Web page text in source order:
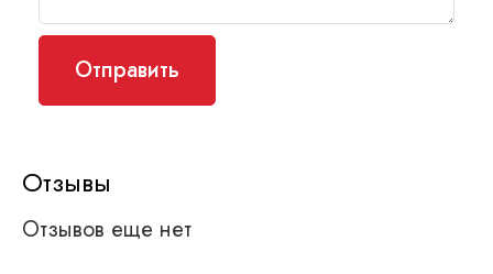
Отзывы
Отзывов еще нет